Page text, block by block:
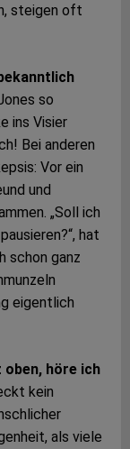
steigen oft
so
ins Visier
Bei anderen
Vor ein
und
„Soll ich
hat
schon ganz
eigentlich
oben, höre ich
kein
als viele